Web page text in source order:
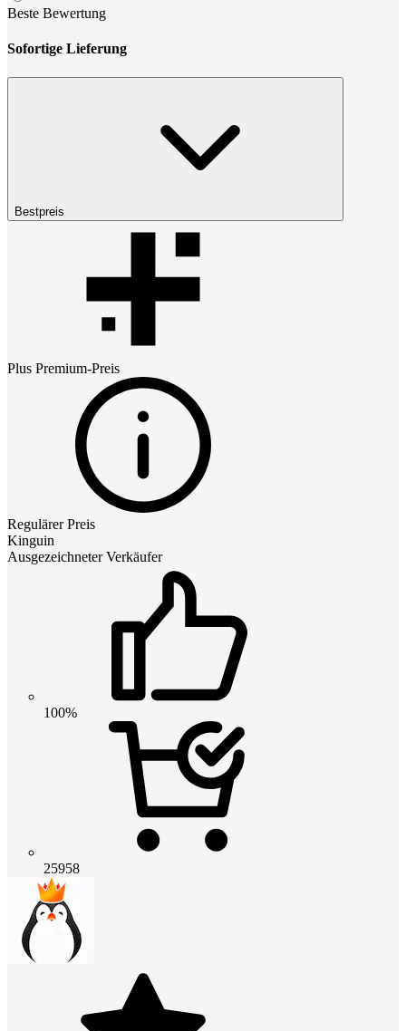
Beste Bewertung
Sofortige Lieferung
Bestpreis
Plus Premium-Preis
Regulärer Preis
Kinguin
Ausgezeichneter Verkäufer
100%
25958